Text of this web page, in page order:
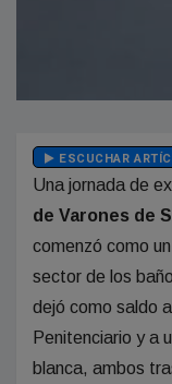
ESCUCHAR
Una jornada de
de Varones de
comenzó como
sector de los
dejó como saldo
Penitenciario y a
blanca, ambos